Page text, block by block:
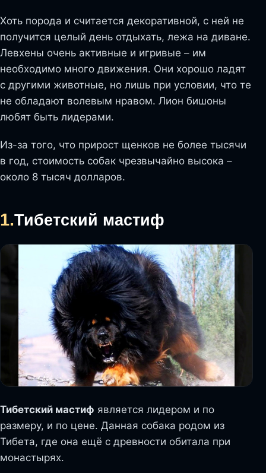
Хоть порода и считается декоративной, с ней не
получится целый день отдыхать, лежа на диване.
Левхены очень активные и игривые – им
необходимо много движения. Они хорошо ладят
с другими животные, но лишь при условии, что те
не обладают волевым нравом. Лион бишоны
любят быть лидерами.
Из-за того, что прирост щенков не более тысячи
в год, стоимость собак чрезвычайно высока –
около 8 тысяч долларов.
1.Тибетский мастиф
Тибетский мастиф является лидером и по
размеру, и по цене. Данная собака родом из
Тибета, где она ещё с древности обитала при
монастырях.